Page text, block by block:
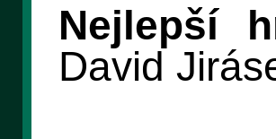
Nejlepší
David